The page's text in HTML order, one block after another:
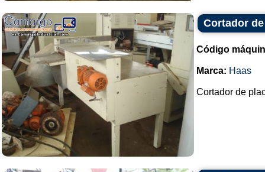
Cortador
Código
Marca: Haas
Cortador de